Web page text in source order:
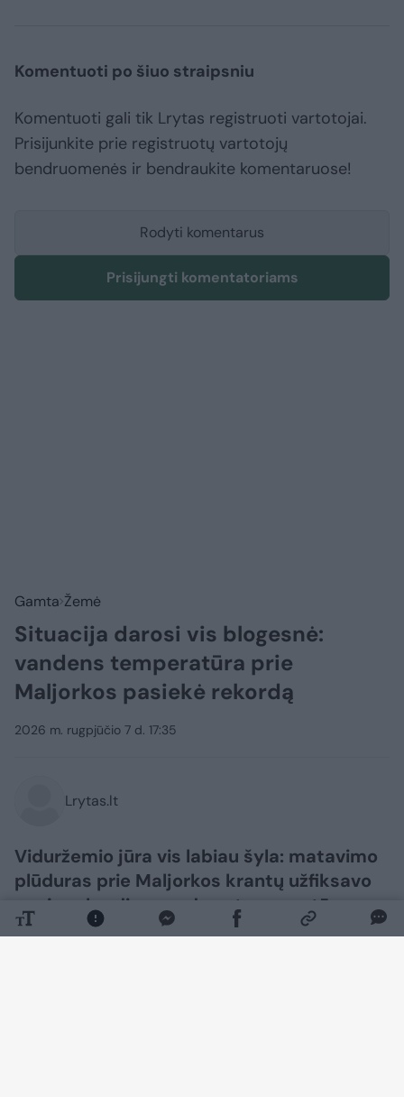
Komentuoti po šiuo straipsniu
Komentuoti gali tik Lrytas registruoti vartotojai.
Prisijunkite prie registruotų vartotojų
bendruomenės ir bendraukite komentaruose!
Rodyti komentarus
Prisijungti komentatoriams
Gamta Žemė
Situacija darosi vis blogesnė:
vandens temperatūra prie
Maljorkos pasiekė rekordą
2026 m. rugpjūčio 7 d. 17:35
Lrytas.lt
Viduržemio jūra vis labiau šyla: matavimo
plūduras prie Maljorkos krantų užfiksavo
naują rekordinę vandens temperatūrą –
33,02 laipsnio, pranešė Ispanijos